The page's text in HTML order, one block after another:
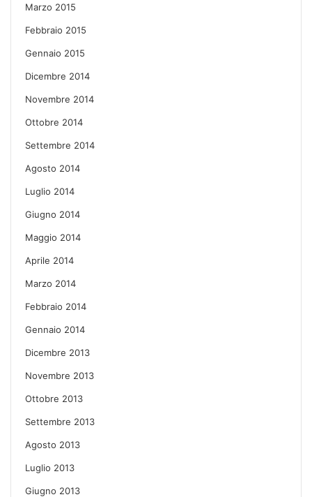
Marzo 2015
Febbraio 2015
Gennaio 2015
Dicembre 2014
Novembre 2014
Ottobre 2014
Settembre 2014
Agosto 2014
Luglio 2014
Giugno 2014
Maggio 2014
Aprile 2014
Marzo 2014
Febbraio 2014
Gennaio 2014
Dicembre 2013
Novembre 2013
Ottobre 2013
Settembre 2013
Agosto 2013
Luglio 2013
Giugno 2013